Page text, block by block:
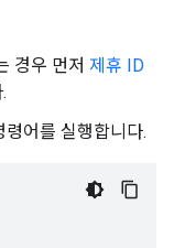
경우 먼저 제휴 ID
령어를 실행합니다.